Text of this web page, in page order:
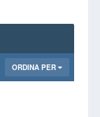
ORDINA PER